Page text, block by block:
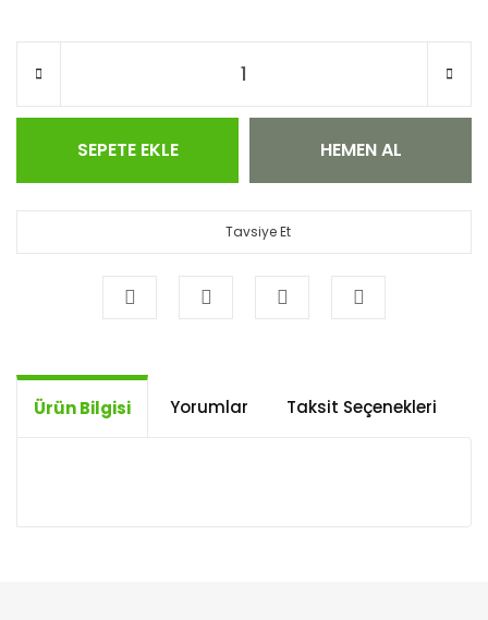
SEPETE EKLE HEMEN AL
Tavsiye Et
Ürün Bilgisi Yorumlar Taksit Seçenekleri
Bu ürünün fiyat bilgisi, resim, ürün açıklamalarında